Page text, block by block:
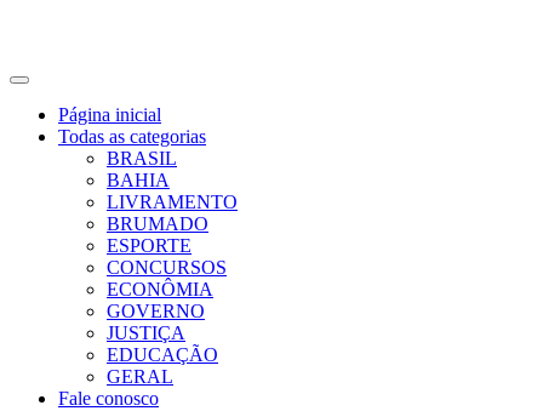
Página inicial
Todas as categorias
BRASIL
BAHIA
LIVRAMENTO
BRUMADO
ESPORTE
CONCURSOS
ECONÔMIA
GOVERNO
JUSTIÇA
EDUCAÇÃO
GERAL
Fale conosco